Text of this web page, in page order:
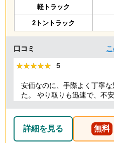
軽トラック
2トントラック
口コミ
★★★★★
★★★★★ 5
安価なのに、手際よく丁寧
た。 やり取りも迅速で、不
詳細を見る 無料